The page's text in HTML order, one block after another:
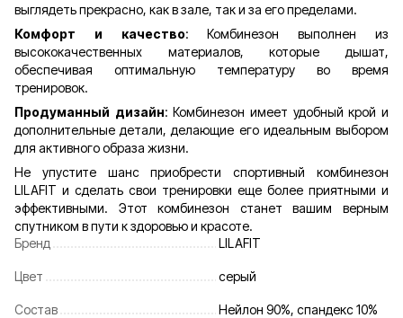
выглядеть прекрасно, как в зале, так и за его пределами.
Комфорт и качество: Комбинезон выполнен из
высококачественных материалов, которые дышат,
обеспечивая оптимальную температуру во время
тренировок.
Продуманный дизайн: Комбинезон имеет удобный крой и
дополнительные детали, делающие его идеальным выбором
для активного образа жизни.
Не упустите шанс приобрести спортивный комбинезон
LILAFIT и сделать свои тренировки еще более приятными и
эффективными. Этот комбинезон станет вашим верным
спутником в пути к здоровью и красоте.
Бренд
LILAFIT
Цвет серый
Состав Нейлон 90%, спандекс 10%